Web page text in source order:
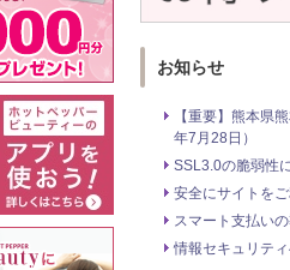
お知らせ
【重要】熊本県
年7月28日）
SSL3.0の脆弱性
安全にサイトを
スマート支払い
情報セキュリテ